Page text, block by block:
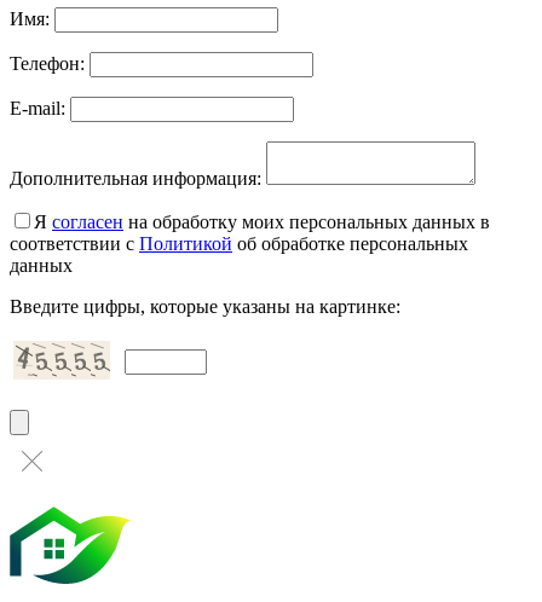
Имя:
Телефон:
E-mail:
Дополнительная информация:
Я согласен на обработку моих персональных данных в
соответствии с Политикой об обработке персональных
данных
Введите цифры, которые указаны на картинке: